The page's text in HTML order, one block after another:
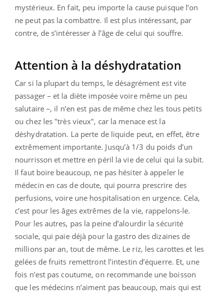
mystérieux. En fait, peu importe la cause puisque l’on
ne peut pas la combattre. Il est plus intéressant, par
contre, de s’intéresser à l’âge de celui qui souffre.
Attention à la déshydratation
Car si la plupart du temps, le désagrément est vite
passager – et la diète imposée voire même un peu
salutaire –, il n’en est pas de même chez les tous petits
ou chez les "très vieux", car la menace est la
déshydratation. La perte de liquide peut, en effet, être
extrêmement importante. Jusqu’à 1/3 du poids d’un
nourrisson et mettre en péril la vie de celui qui la subit.
Il faut boire beaucoup, ne pas hésiter à appeler le
médecin en cas de doute, qui pourra prescrire des
perfusions, voire une hospitalisation en urgence. Cela,
c’est pour les âges extrêmes de la vie, rappelons-le.
Pour les autres, pas la peine d’alourdir la sécurité
sociale, qui paie déjà pour la gastro des dizaines de
millions par an, tout de même. Le riz, les carottes et les
gelées de fruits remettront l’intestin d’équerre. Et, une
fois n’est pas coutume, on recommande une boisson
que les médecins n’aiment pas beaucoup, mais qui est